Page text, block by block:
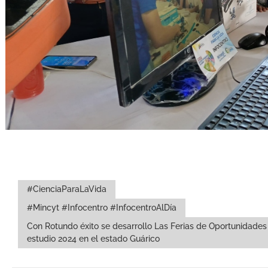
#CienciaParaLaVida
#Mincyt #Infocentro #InfocentroAlDía
Con Rotundo éxito se desarrollo Las Ferias de
estudio 2024 en el estado Guárico